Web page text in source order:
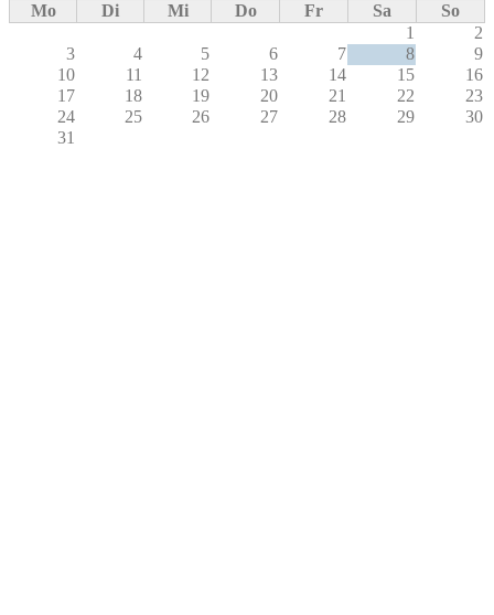
Mo Di Mi Do Fr Sa
So
1
2
3
4 5 6 7 8
9
10
11 12 13 14 15
16
17
18 19 20 21 22
23
24
25 26 27 28 29
30
31